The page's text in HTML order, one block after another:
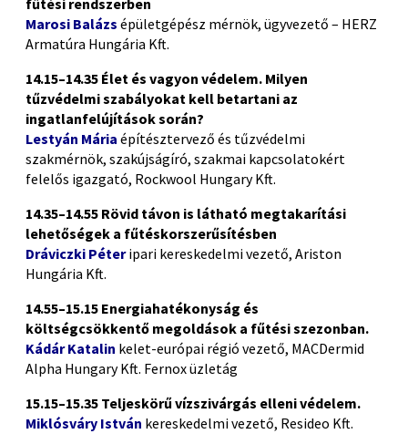
fűtési rendszerben
Marosi Balázs épületgépész mérnök, ügyvezető – HERZ
Armatúra Hungária Kft.
14.15–14.35 Élet és vagyon védelem. Milyen
tűzvédelmi szabályokat kell betartani az
ingatlanfelújítások során?
Lestyán Mária építésztervező és tűzvédelmi
szakmérnök, szakújságíró, szakmai kapcsolatokért
felelős igazgató, Rockwool Hungary Kft.
14.35–14.55 Rövid távon is látható megtakarítási
lehetőségek a fűtéskorszerűsítésben
Dráviczki Péteripari kereskedelmi vezető, Ariston
Hungária Kft.
14.55–15.15 Energiahatékonyság és
költségcsökkentő megoldások a fűtési szezonban.
Kádár Katalin kelet-európai régió vezető, MACDermid
Alpha Hungary Kft. Fernox üzletág
15.15–15.35 Teljeskörű vízszivárgás elleni védelem.
Miklósváry István kereskedelmi vezető, Resideo Kft.